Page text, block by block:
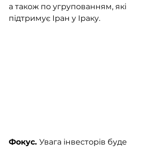
а також по угрупованням, які
підтримує Іран у Іраку.
Фокус. Увага інвесторів буде